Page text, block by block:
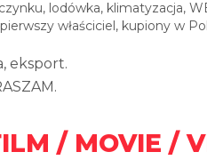
lodówka, klimatyzacja,
właściciel, kupiony w
eksport.
/ MOVIE /